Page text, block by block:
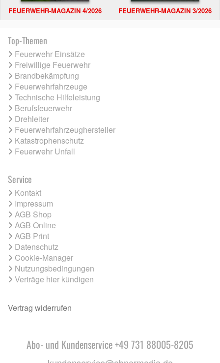
FEUERWEHR-MAGAZIN 4/2026 FEUERWEHR-MAGAZIN 3/2026
Top-Themen
Feuerwehr Einsätze
Freiwillige Feuerwehr
Brandbekämpfung
Feuerwehrfahrzeuge
Technische Hilfeleistung
Berufsfeuerwehr
Drehleiter
Feuerwehrfahrzeughersteller
Katastrophenschutz
Feuerwehr Unfall
Service
Kontakt
Impressum
AGB Shop
AGB Online
AGB Print
Datenschutz
Cookie-Manager
Nutzungsbedingungen
Verträge hier kündigen
Vertrag widerrufen
Abo- und Kundenservice +49 731 88005-8205